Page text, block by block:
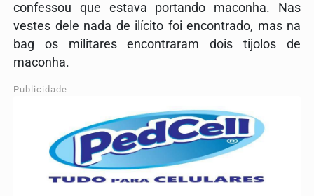
confessou que estava portando maconha. Nas
vestes dele nada de ilícito foi encontrado, mas na
bag os militares encontraram dois tijolos de
maconha.
Publicidade